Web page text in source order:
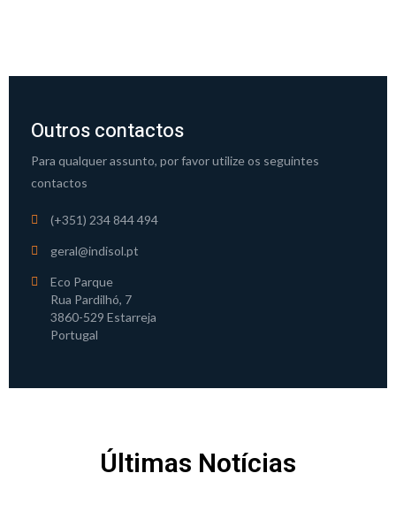
Outros contactos
Para qualquer assunto, por favor utilize os seguintes
contactos
(+351) 234 844 494
geral@indisol.pt
Eco Parque
Rua Pardilhó, 7
3860-529 Estarreja
Portugal
Últimas Notícias